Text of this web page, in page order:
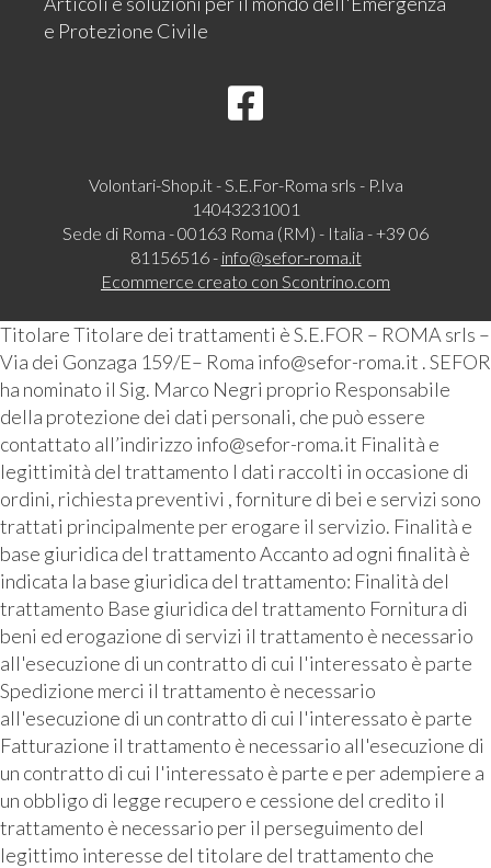
e Protezione Civile
Volontari-Shop.it - S.E.For-Roma srls - P.Iva
14043231001
Sede di Roma - 00163 Roma (RM) - Italia - +39 06
81156516 - info@sefor-roma.it
Ecommerce creato con Scontrino.com
Titolare Titolare dei trattamenti è S.E.FOR – ROMA srls –
Via dei Gonzaga 159/E– Roma info@sefor-roma.it . SEFOR
ha nominato il Sig. Marco Negri proprio Responsabile
della protezione dei dati personali, che può essere
contattato all’indirizzo info@sefor-roma.it Finalità e
legittimità del trattamento I dati raccolti in occasione di
ordini, richiesta preventivi , forniture di bei e servizi sono
trattati principalmente per erogare il servizio. Finalità e
base giuridica del trattamento Accanto ad ogni finalità è
indicata la base giuridica del trattamento: Finalità del
trattamento Base giuridica del trattamento Fornitura di
beni ed erogazione di servizi il trattamento è necessario
all'esecuzione di un contratto di cui l'interessato è parte
Spedizione merci il trattamento è necessario
all'esecuzione di un contratto di cui l'interessato è parte
Fatturazione il trattamento è necessario all'esecuzione di
un contratto di cui l'interessato è parte e per adempiere a
un obbligo di legge recupero e cessione del credito il
trattamento è necessario per il perseguimento del
legittimo interesse del titolare del trattamento che